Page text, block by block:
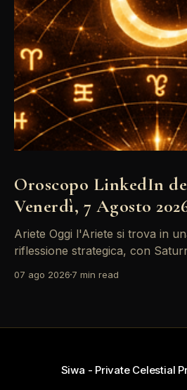
Oroscopo LinkedIn
Venerdì, 7 Agosto
Ariete Oggi l'Ariete si trova in una giornata di
riflessione strategica, con
riconsiderare il tuo personal
07 ago 2026 7 min read
Siwa - Private Celestial